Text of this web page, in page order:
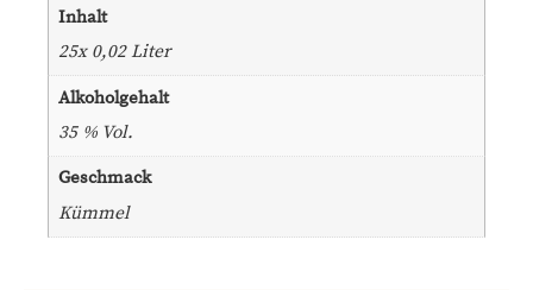
Inhalt
25x 0,02 Liter
Alkoholgehalt
35 % Vol.
Geschmack
Kümmel